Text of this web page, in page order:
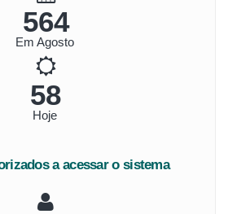
629
Em Agosto
65
Hoje
a acessar o sistema